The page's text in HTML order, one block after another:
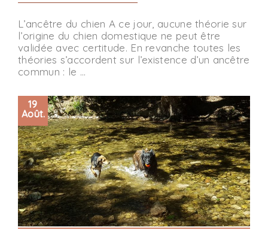
L’ancêtre du chien A ce jour, aucune théorie sur
l’origine du chien domestique ne peut être
validée avec certitude. En revanche toutes les
théories s’accordent sur l’existence d’un ancêtre
commun : le …
19
Août.